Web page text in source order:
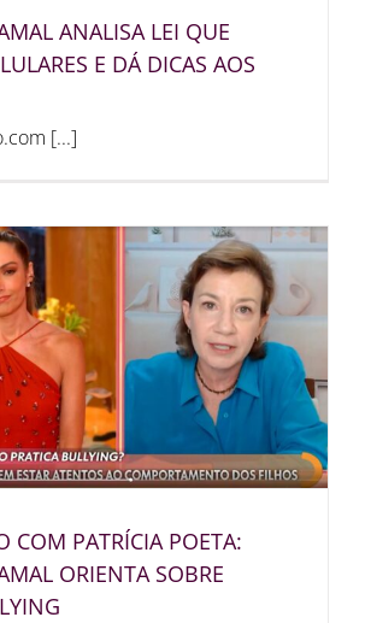
ANALISA LEI QUE
E DÁ DICAS AOS
[...]
COM PATRÍCIA POETA:
ORIENTA SOBRE